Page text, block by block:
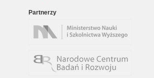
Partnerzy